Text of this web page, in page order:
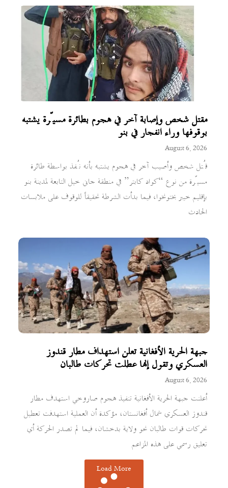
مقتل شخص وإصابة آخر في هجوم بطائرة مسيّرة يشتبه
بوقوفها وراء انفجار في بنو
August 6, 2026
قُتل شخص وأصيب آخر في هجوم يشتبه بأنه نُفذ بواسطة طائرة
مسيّرة من نوع “كواد كابتر” في منطقة جاني خيل التابعة لمدينة بنو
بإقليم خيبر بختونخوا، فيما بدأت الشرطة تحقيقاً للوقوف على ملابسات
الحادث
جبهة الحرية الأفغانية تعلن استهداف مطار قندوز
العسكري وتقول إنها عطلت تحركات طالبان
August 6, 2026
أعلنت جبهة الحرية الأفغانية تنفيذ هجوم صاروخي استهدف مطار
قندوز العسكري شمال أفغانستان، مؤكدة أن العملية استهدفت تعطيل
تحركات قوات طالبان نحو ولاية بدخشان، فيما لم تصدر الحركة أي
تعليق رسمي على هذه المزاعم
Load More